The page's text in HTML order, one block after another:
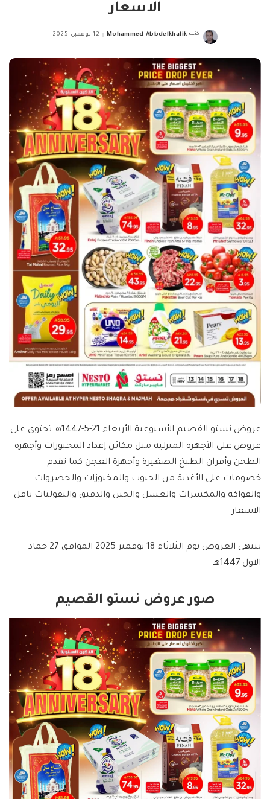
الاسعار
Posted
كتب Mohammed Abbdelkhalik 12 نوفمبر، 2025
عروض نستو القصيم الأسبوعية الأربعاء 21-5-1447هـ تحتوي على
عروض على الأجهزة المنزلية مثل مكائن إعداد المخبوزات وأجهزة
الطحن وأفران الطبخ الصغيرة وأجهزة العجن كما تقدم
خصومات على الأغذية من الحبوب والمخبوزات والخضروات
والفواكه والمكسرات والعسل والجبن والدقيق والبقوليات باقل
الاسعار
تنتهي العروض يوم الثلاثاء 18 نوفمبر 2025 الموافق 27 جماد
الاول 1447هـ
صور عروض نستو القصيم